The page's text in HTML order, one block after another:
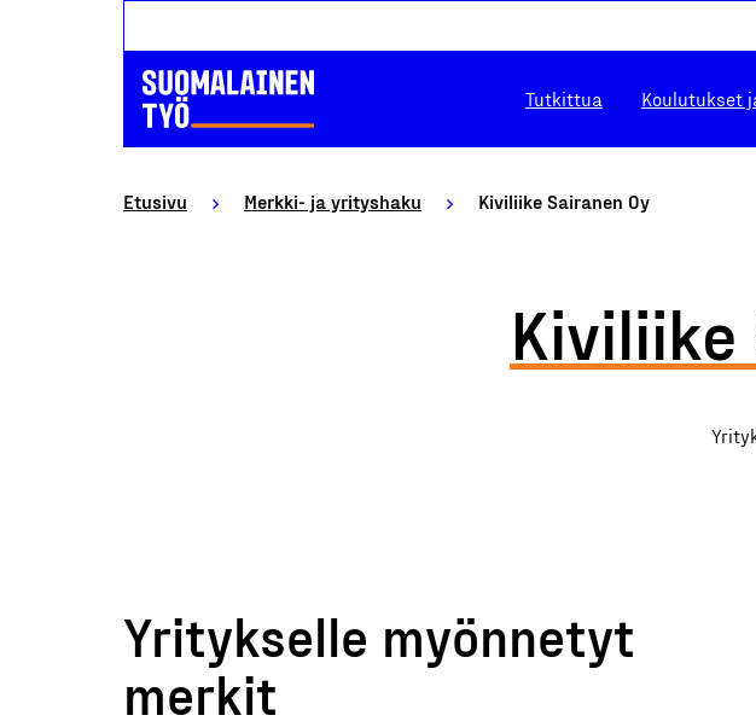
Tutkittua Koulutukset
Etusivu Merkki- ja yrityshaku Kiviliike Sairanen Oy
Kiviliike
Yritykselle myönnetyt
merkit